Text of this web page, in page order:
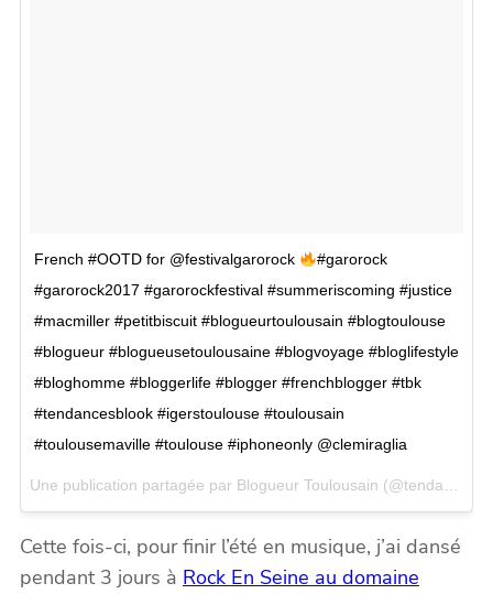
French #OOTD for @festivalgarorock
#garorock
#garorock2017 #garorockfestival #summeriscoming #justice
#macmiller #petitbiscuit #blogueurtoulousain #blogtoulouse
#blogueur #blogueusetoulousaine #blogvoyage #bloglifestyle
#bloghomme #bloggerlife #blogger #frenchblogger #tbk
#tendancesblook #igerstoulouse #toulousain
#toulousemaville #toulouse #iphoneonly @clemiraglia
Une publication partagée par Blogueur Toulousain (@tendancesblook) le
Cette fois-ci, pour finir l’été en musique, j’ai dansé
pendant 3 jours à Rock En Seine au domaine